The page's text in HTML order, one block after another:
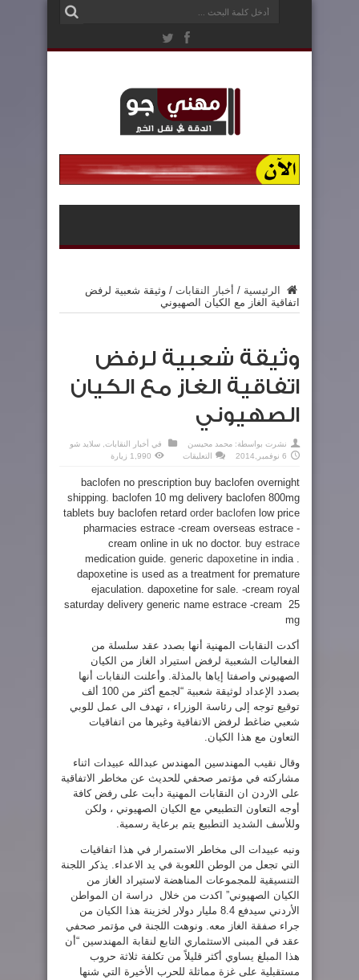
الرئيسية / أخبار النقابات / وثيقة شعبية لرفض
اتفاقية الغاز مع الكيان الصهيوني
وثيقة شعبية لرفض
اتفاقية الغاز مع الكيان
الصهيوني
نشرت بواسطة: محمد محيسن في أخبار النقابات, سلايد شو
6 نوفمبر,2014
التعليقات
لرفض
اتفاقية
الغاز
الكيان
الصهيوني
1,990 زيارة
baclofen no prescription buy baclofen overnight
shipping. baclofen 10 mg delivery baclofen 800mg
tablets buy baclofen retard order baclofen low price
pharmacies estrace -cream overseas estrace -
cream online in uk no doctor. buy estrace
medication guide. generic dapoxetine in india .
dapoxetine is used as a treatment for premature
ejaculation. dapoxetine for sale. -cream royal
saturday delivery generic name estrace -cream 25
mg
أكدت النقابات المهنية أنها بصدد عقد سلسلة من
الفعاليات الشعبية لرفض استيراد الغاز من الكيان
الصهيوني واصفتا إياها بالمذلة. وأعلنت النقابات أنها
بصدد الإعداد لوثيقة شعبية “لجمع أكثر من 100 ألف
توقيع توجه إلى رئاسة الوزراء ، تهدف الى عمل للوبي
شعبي ضاغط لرفض الاتفاقية وغيرها من اتفاقيات
التعاون مع هذا الكيان.
وقال نقيب المهندسين المهندس عبدالله عبيدات اثناء
مشاركته في مؤتمر صحفي للحديث عن مخاطر الاتفاقية
على الاردن ان النقابات المهنية دأبت على رفض كافة
أوجه التعاون التطبيعي مع الكيان الصهيوني ، ولكن
وللأسف الشديد التطبيع يتم برعاية رسمية.
ونبه عبيدات الى مخاطر الاستمرار في هذا اتفاقيات
التي تجعل من الوطن اللعوبة في يد الاعداء. يذكر اللجنة
التنسيقية للمجموعات المناهضة لاستيراد الغاز من
الكيان الصهيوني” اكدت من خلال دراسة ان المواطن
الأردني سيدفع 8.4 مليار دولار لخزينة هذا الكيان من
جراء صفقة الغاز معه. ونوهت اللجنة في مؤتمر صحفي
عقد في المبنى الاستثماري التابع لنقابة المهندسين “أن
هذا المبلغ يساوي أكثر قليلاً من تكلفة ثلاثة حروب
مستقبلية على غزة مماثلة للحرب الأخيرة التي شنها